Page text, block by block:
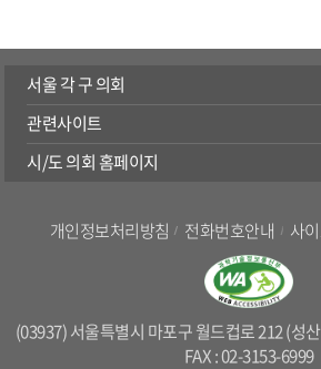
서울 각 구 의회
관련사이트
시/도 의회 홈페이지
개인정보처리방침 전화번호안내 사
(03937) 서울특별시 마포구 월드컵로 212 (성
FAX : 02-3153-6999